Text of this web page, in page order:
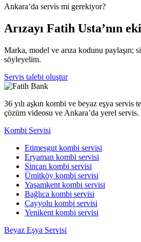
Ankara’da servis mi gerekiyor?
Arızayı Fatih Usta’nın
Marka, model ve arıza kodunu paylaşın;
söyleyelim.
Servis talebi oluştur
36 yılı aşkın kombi ve beyaz eşya servis
çözüm videosu ve Ankara’da yerel servis.
Kombi Servisi
Etimesgut kombi servisi
Eryaman kombi servisi
Sincan kombi servisi
Ümitköy kombi servisi
Yaşamkent kombi servisi
Bağlıca kombi servisi
Çayyolu kombi servisi
Yenikent kombi servisi
Beyaz Eşya Servisi